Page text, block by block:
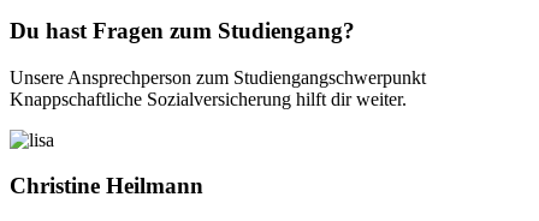
Du hast Fragen zum Studiengang?
Unsere Ansprechperson zum Studiengangschwerpunkt
Knappschaftliche Sozialversicherung hilft dir weiter.
Christine Heilmann